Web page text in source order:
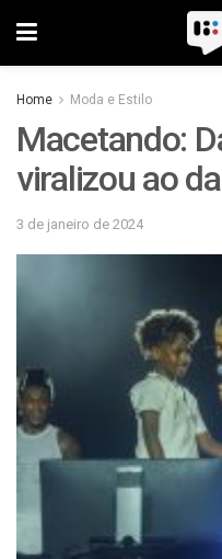
Home Moda e Estilo
Macetando:
viralizou ao
3 de janeiro de 2024